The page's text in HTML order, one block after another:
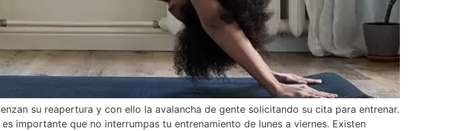
su reapertura y con ello la avalancha de gente solicitando su cita para entrenar.
importante que no interrumpas tu entrenamiento de lunes a viernes. Existen